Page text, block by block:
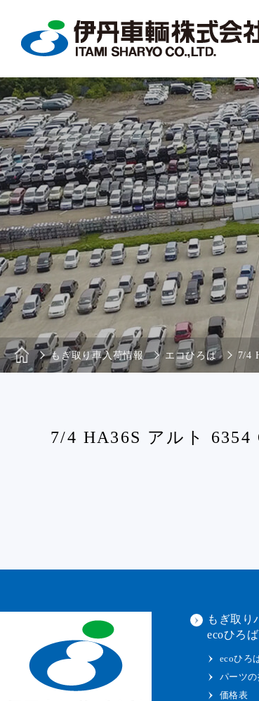
もぎ取り車入荷情報 エコひろば 7/4
7/4 HA36S アルト 6354
もぎ取り
ecoひろば
ecoひろ
パーツ
価格表